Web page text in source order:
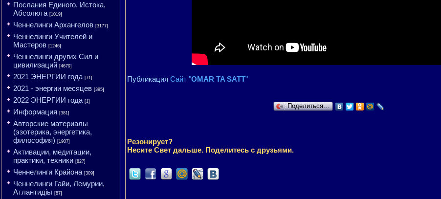
Послания Единого, Истока,
Абсолюта [1019]
Ченнелинги Архангелов [3177]
Ченнелинги Учителей и
Мастеров [1246]
Ченнелинги других Сил и
цивилизаций [4679]
2021 ЭНЕРГИИ года [71]
2021 - энергии месяцев [395]
2022 ЭНЕРГИИ года [1]
Информация [381]
Авторские материалы
(эзотерика, энергетика,
философия) [1907]
Активации, медитации,
практики, техники [827]
Ченнелинги Крайона [309]
Ченнелинги Гайи, Лемурии,
Атлантидіы [87]
Публикация Сайт "OMAR TA SATT"
Поделиться…
Резонирует?
Несите Свет дальше. Поделитесь с друзьями.